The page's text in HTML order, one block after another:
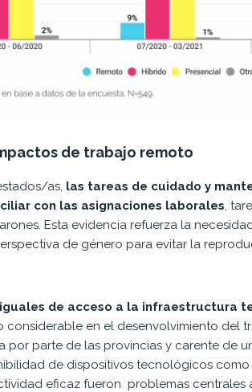
de trabajo remoto
as, las tareas de cuidado y
con las asignaciones laborales ,
Esta evidencia refuerza la
de género para evitar la
de acceso a la infraestructura
en el desenvolvimiento del
por parte de las provincias y carente de
de dispositivos tecnológicos
eficaz fueron problemas centrales